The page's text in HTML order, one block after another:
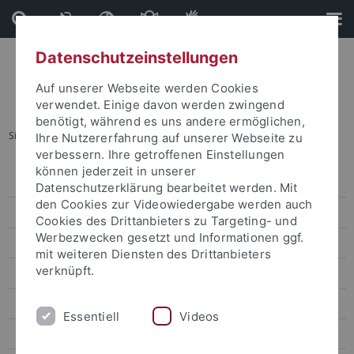
Direkt
zum
Inhalt
Direkt
zur
Fußleiste
Sie sind hier: Startseite ... B. Bewegungen
Leitbild
Organisation
Forschung
A. Entwicklungen
Datenschutzeinstellungen
Auf unserer Webseite werden Cookies
verwendet. Einige davon werden zwingend
benötigt, während es uns andere ermöglichen,
Ihre Nutzererfahrung auf unserer Webseite zu
verbessern. Ihre getroffenen Einstellungen
können jederzeit in unserer
Datenschutzerklärung bearbeitet werden. Mit
den Cookies zur Videowiedergabe werden auch
Cookies des Drittanbieters zu Targeting- und
Werbezwecken gesetzt und Informationen ggf.
mit weiteren Diensten des Drittanbieters
verknüpft.
Essentiell Videos